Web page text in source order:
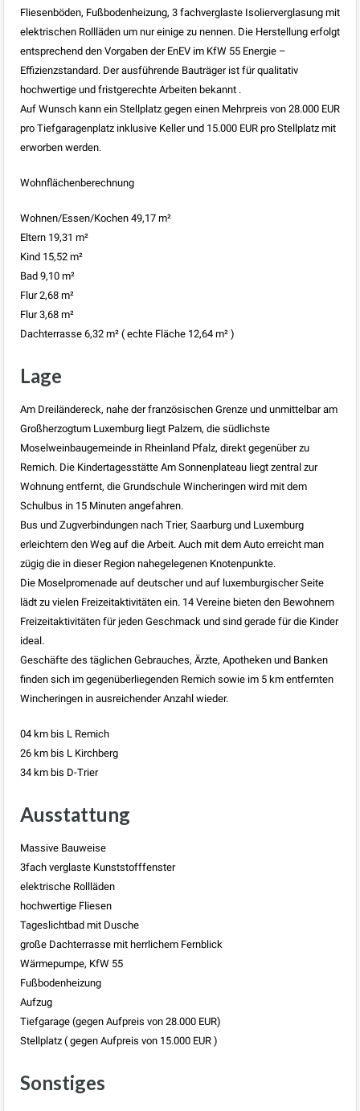
Fliesenböden, Fußbodenheizung, 3 fachverglaste Isolierverglasung mit
elektrischen Rollläden um nur einige zu nennen. Die Herstellung erfolgt
entsprechend den Vorgaben der EnEV im KfW 55 Energie –
Effizienzstandard. Der ausführende Bauträger ist für qualitativ
hochwertige und fristgerechte Arbeiten bekannt .
Auf Wunsch kann ein Stellplatz gegen einen Mehrpreis von 28.000 EUR
pro Tiefgaragenplatz inklusive Keller und 15.000 EUR pro Stellplatz mit
erworben werden.
Wohnflächenberechnung
Wohnen/Essen/Kochen 49,17 m²
Eltern 19,31 m²
Kind 15,52 m²
Bad 9,10 m²
Flur 2,68 m²
Flur 3,68 m²
Dachterrasse 6,32 m² ( echte Fläche 12,64 m² )
Lage
Am Dreiländereck, nahe der französischen Grenze und unmittelbar am
Großherzogtum Luxemburg liegt Palzem, die südlichste
Moselweinbaugemeinde in Rheinland Pfalz, direkt gegenüber zu
Remich. Die Kindertagesstätte Am Sonnenplateau liegt zentral zur
Wohnung entfernt, die Grundschule Wincheringen wird mit dem
Schulbus in 15 Minuten angefahren.
Bus und Zugverbindungen nach Trier, Saarburg und Luxemburg
erleichtern den Weg auf die Arbeit. Auch mit dem Auto erreicht man
zügig die in dieser Region nahegelegenen Knotenpunkte.
Die Moselpromenade auf deutscher und auf luxemburgischer Seite
lädt zu vielen Freizeitaktivitäten ein. 14 Vereine bieten den Bewohnern
Freizeitaktivitäten für jeden Geschmack und sind gerade für die Kinder
ideal.
Geschäfte des täglichen Gebrauches, Ärzte, Apotheken und Banken
finden sich im gegenüberliegenden Remich sowie im 5 km entfernten
Wincheringen in ausreichender Anzahl wieder.
04 km bis L Remich
26 km bis L Kirchberg
34 km bis D-Trier
Ausstattung
Massive Bauweise
3fach verglaste Kunststofffenster
elektrische Rollläden
hochwertige Fliesen
Tageslichtbad mit Dusche
große Dachterrasse mit herrlichem Fernblick
Wärmepumpe, KfW 55
Fußbodenheizung
Aufzug
Tiefgarage (gegen Aufpreis von 28.000 EUR)
Stellplatz ( gegen Aufpreis von 15.000 EUR )
Sonstiges